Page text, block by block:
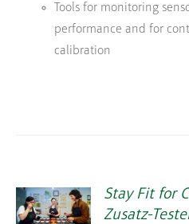
Tools for monitoring
performance and for
calibration
Stay Fit for
Zusatz-